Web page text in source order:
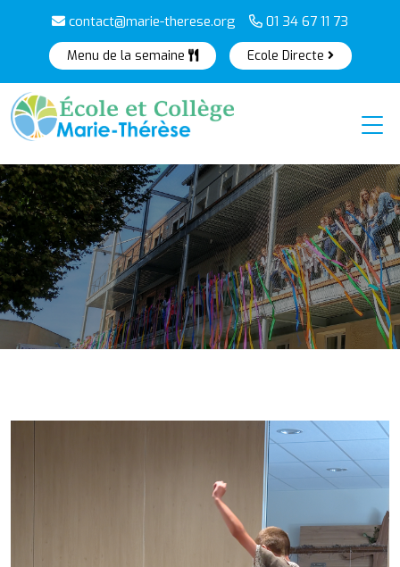
contact@marie-therese.org 01 34 67 11 73
Menu de la semaine Ecole Directe